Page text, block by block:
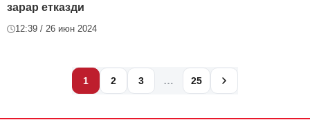
зарар етказди
12:39 / 26 июн 2024
1 2 3 … 25